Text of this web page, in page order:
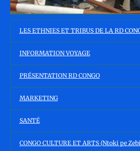
LES ETHNIES ET TRIBUS DE LA RD
INFORMATION VOYAGE
PRÉSENTATION RD CONGO
MARKETING
SANTÉ
CONGO CULTURE ET ARTS (Ntoki pe